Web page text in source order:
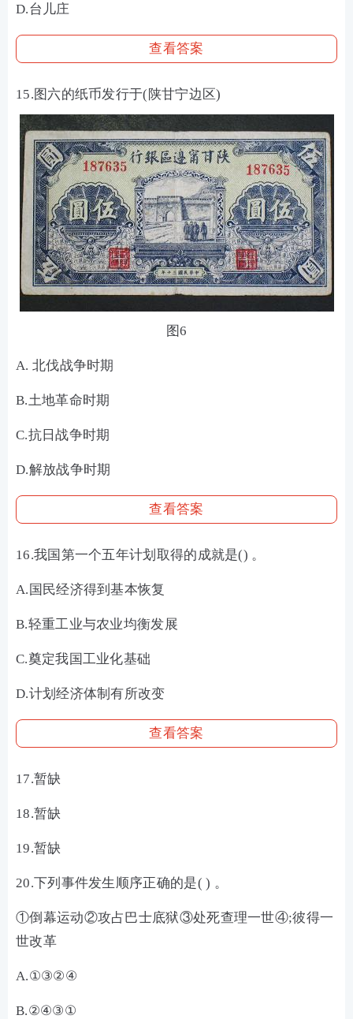
D.台儿庄
查看答案
15.图六的纸币发行于(陕甘宁边区)
图6
A. 北伐战争时期
B.土地革命时期
C.抗日战争时期
D.解放战争时期
查看答案
16.我国第一个五年计划取得的成就是() 。
A.国民经济得到基本恢复
B.轻重工业与农业均衡发展
C.奠定我国工业化基础
D.计划经济体制有所改变
查看答案
17.暂缺
18.暂缺
19.暂缺
20.下列事件发生顺序正确的是( ) 。
①倒幕运动②攻占巴士底狱③处死查理一世④;彼得一
世改革
A.①③②④
B.②④③①